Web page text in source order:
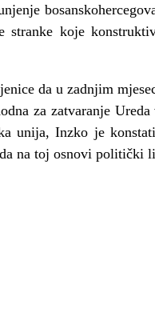
stranke koje
da u zadnjim
za zatvaranje
unija, Inzko je
na toj osnovi politički